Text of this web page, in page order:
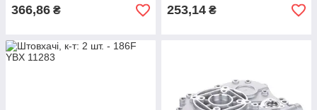
366,86 ₴ 253,14 ₴